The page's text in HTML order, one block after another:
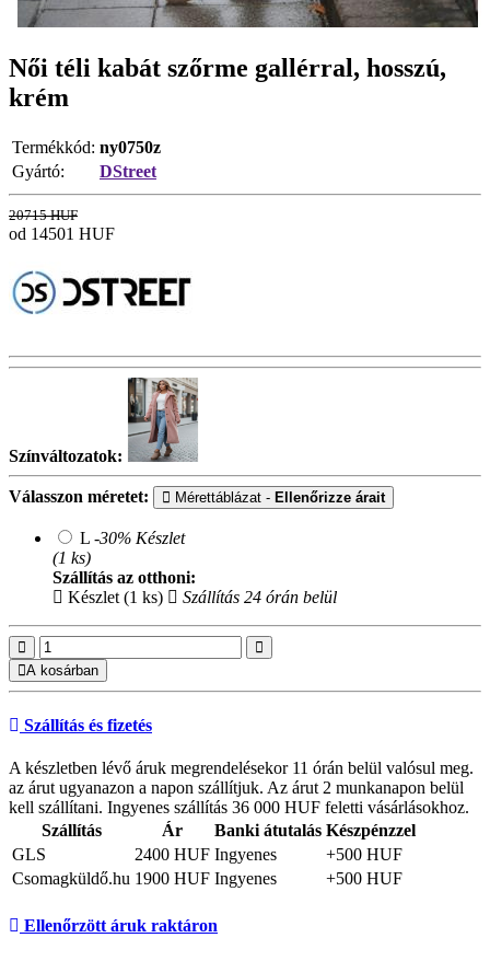
Női téli kabát szőrme gallérral, hosszú,
krém
Termékkód: ny0750z
Gyártó:
DStreet
20715 HUF
od 14501 HUF
Színváltozatok:
Válasszon méretet: Mérettáblázat - Ellenőrizze árait
L -30% Készlet
(1 ks)
Szállítás az otthoni:
Készlet (1 ks)
Szállítás 24 órán belül
A kosárban
Szállítás és fizetés
A készletben lévő áruk megrendelésekor 11 órán belül valósul meg.
az árut ugyanazon a napon szállítjuk. Az árut 2 munkanapon belül
kell szállítani. Ingyenes szállítás 36 000 HUF feletti vásárlásokhoz.
Szállítás
Ár Banki átutalás Készpénzzel
GLS
2400 HUF Ingyenes
+500 HUF
Csomagküldő.hu 1900 HUF Ingyenes +500 HUF
Ellenőrzött áruk raktáron